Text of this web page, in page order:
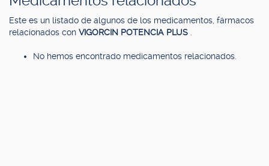
Este es un listado de algunos de los medicamentos, fármacos
relacionados con VIGORCIN POTENCIA PLUS
No hemos encontrado medicamentos relacionados.